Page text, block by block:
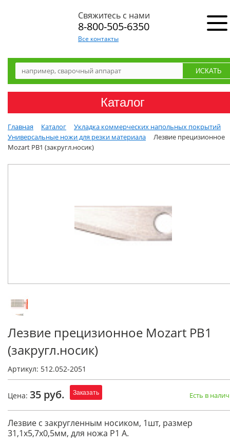
Свяжитесь с нами
8-800-505-6350
Все контакты
Каталог
Главная Каталог
Укладка коммерческих напольных покрытий
Универсальные ножи для резки материала
Лезвие прецизионное
Mozart PB1 (закругл.носик)
Лезвие прецизионное Mozart PB1
(закругл.носик)
Артикул: 512.052-2051
Цена: 35 руб. Заказать Есть в
Лезвие с закругленным носиком, 1шт, размер
31,1х5,7х0,5мм, для ножа Р1 A.